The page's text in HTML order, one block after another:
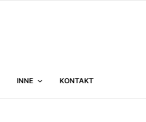
INNE KONTAKT